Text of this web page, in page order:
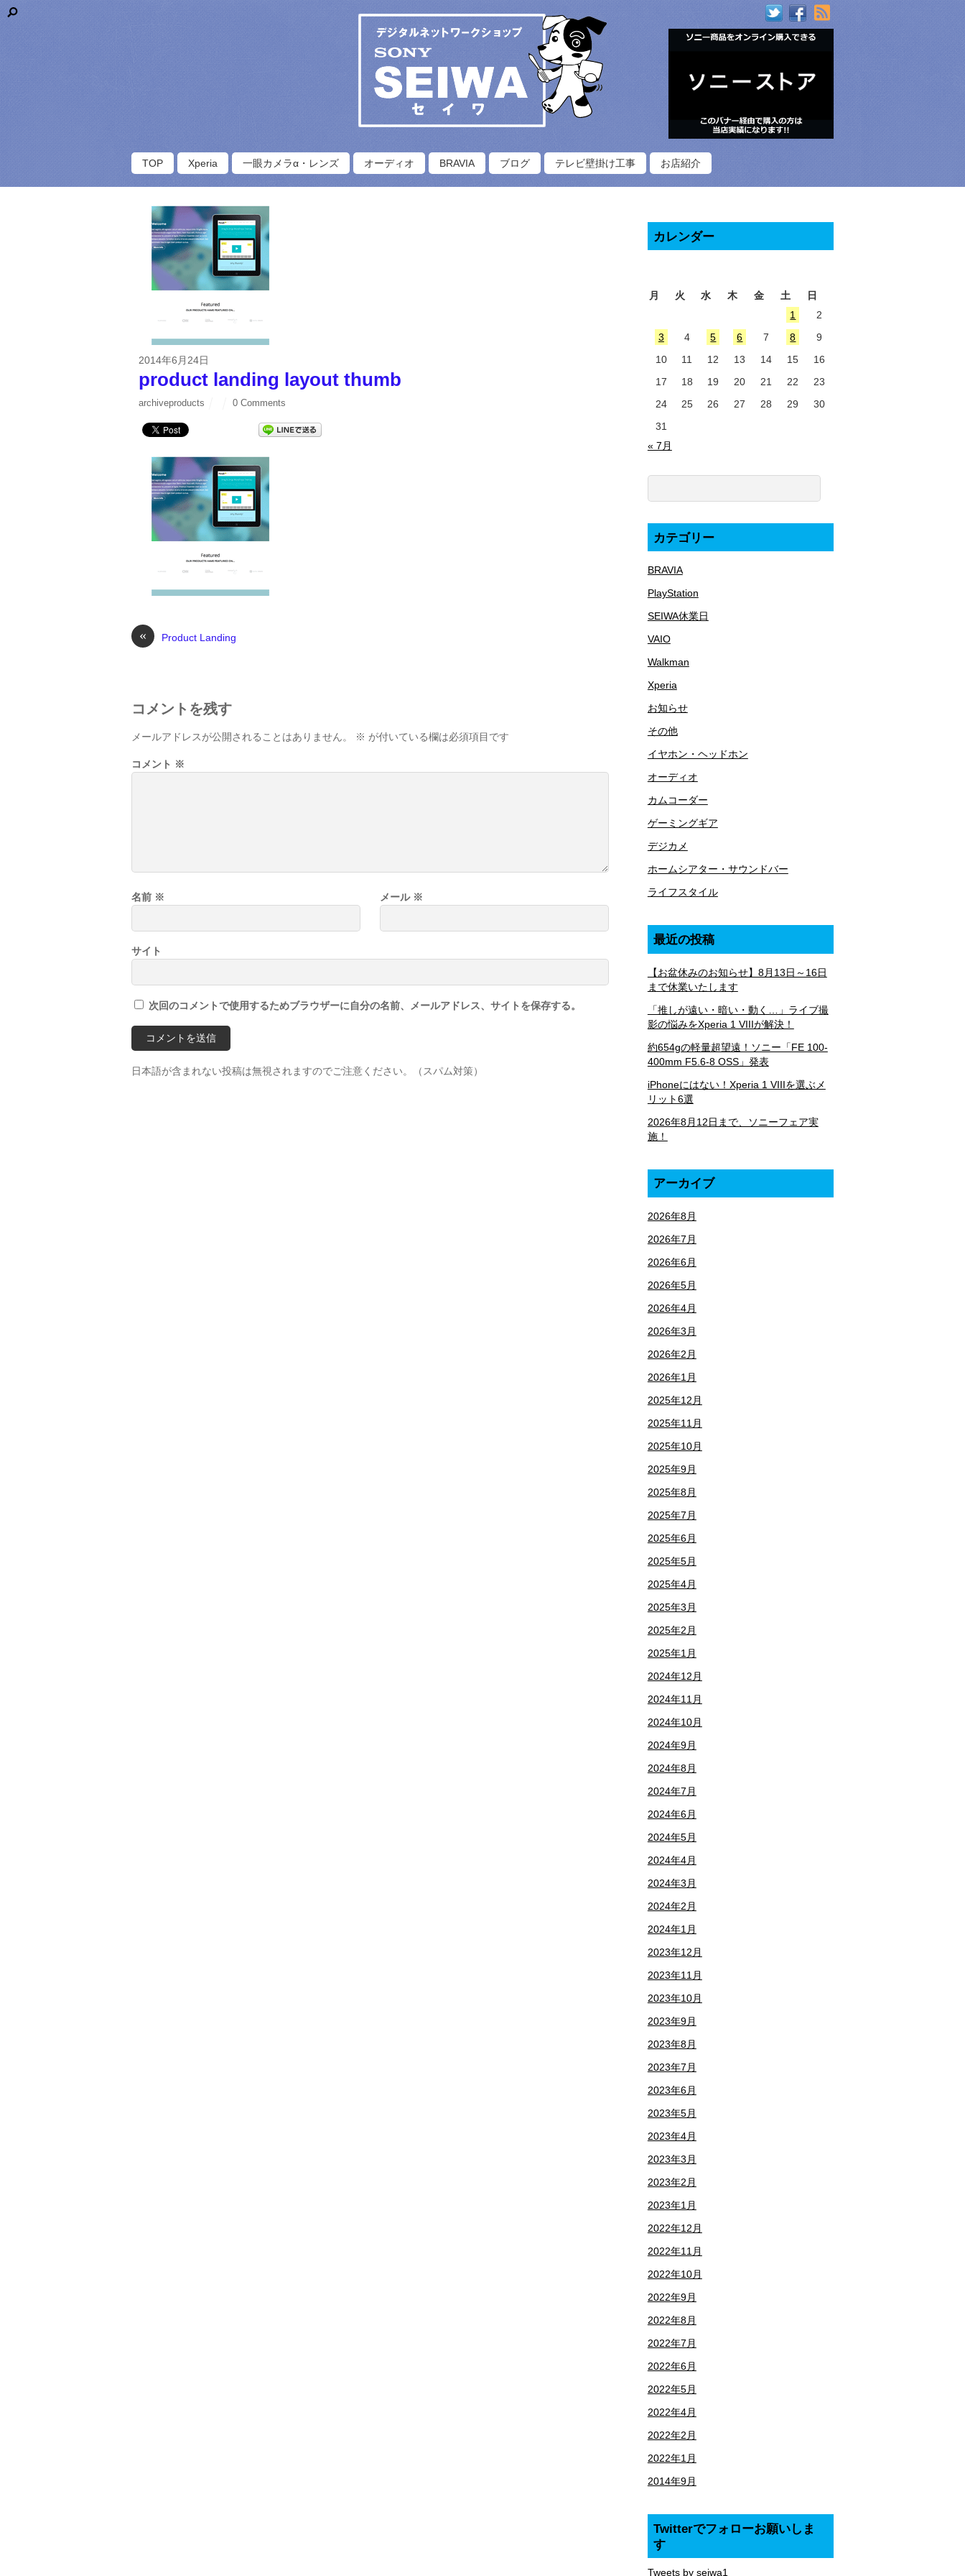
TOP Xperia 一眼カメラα・レンズ オーディオ BRAVIA ブログ テレビ壁掛け工事 お店紹介
2014年6月24日
product landing layout thumb
archiveproducts 0 Comments
« Product Landing
コメントを残す
メールアドレスが公開されることはありません。 ※ が付いている欄は必須項目です
コメント ※
名前 ※ メール ※
サイト
次回のコメントで使用するためブラウザーに自分の名前、メールアドレス、サイトを保存する。
日本語が含まれない投稿は無視されますのでご注意ください。（スパム対策）
カレンダー
月 火 水 木 金 土
日
1
2
3
4 5 6 7 8
9
10
11 12 13 14 15
16
17
18 19 20 21 22
23
24
25 26 27 28 29
30
31
« 7月
カテゴリー
BRAVIA
PlayStation
SEIWA休業日
VAIO
Walkman
Xperia
お知らせ
その他
イヤホン・ヘッドホン
オーディオ
カムコーダー
ゲーミングギア
デジカメ
ホームシアター・サウンドバー
ライフスタイル
最近の投稿
【お盆休みのお知らせ】8月13日～16日
まで休業いたします
「推しが遠い・暗い・動く…」ライブ撮
影の悩みをXperia 1 VIIIが解決！
約654gの軽量超望遠！ソニー「FE 100-
400mm F5.6-8 OSS」発表
iPhoneにはない！Xperia 1 VIIIを選ぶメ
リット6選
2026年8月12日まで、ソニーフェア実
施！
アーカイブ
2026年8月
2026年7月
2026年6月
2026年5月
2026年4月
2026年3月
2026年2月
2026年1月
2025年12月
2025年11月
2025年10月
2025年9月
2025年8月
2025年7月
2025年6月
2025年5月
2025年4月
2025年3月
2025年2月
2025年1月
2024年12月
2024年11月
2024年10月
2024年9月
2024年8月
2024年7月
2024年6月
2024年5月
2024年4月
2024年3月
2024年2月
2024年1月
2023年12月
2023年11月
2023年10月
2023年9月
2023年8月
2023年7月
2023年6月
2023年5月
2023年4月
2023年3月
2023年2月
2023年1月
2022年12月
2022年11月
2022年10月
2022年9月
2022年8月
2022年7月
2022年6月
2022年5月
2022年4月
2022年2月
2022年1月
2014年9月
Twitterでフォローお願いしま
す
Tweets by seiwa1